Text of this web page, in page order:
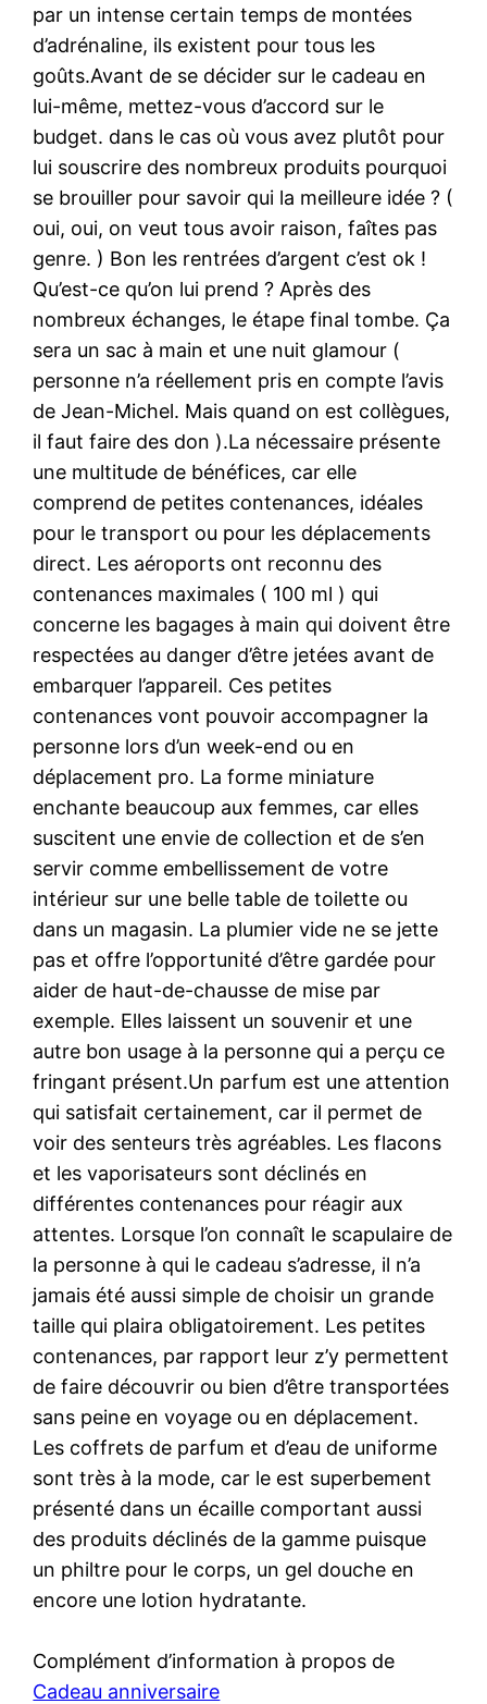
par un intense certain temps de montées
d’adrénaline, ils existent pour tous les
goûts.Avant de se décider sur le cadeau en
lui-même, mettez-vous d’accord sur le
budget. dans le cas où vous avez plutôt pour
lui souscrire des nombreux produits pourquoi
se brouiller pour savoir qui la meilleure idée ? (
oui, oui, on veut tous avoir raison, faîtes pas
genre. ) Bon les rentrées d’argent c’est ok !
Qu’est-ce qu’on lui prend ? Après des
nombreux échanges, le étape final tombe. Ça
sera un sac à main et une nuit glamour (
personne n’a réellement pris en compte l’avis
de Jean-Michel. Mais quand on est collègues,
il faut faire des don ).La nécessaire présente
une multitude de bénéfices, car elle
comprend de petites contenances, idéales
pour le transport ou pour les déplacements
direct. Les aéroports ont reconnu des
contenances maximales ( 100 ml ) qui
concerne les bagages à main qui doivent être
respectées au danger d’être jetées avant de
embarquer l’appareil. Ces petites
contenances vont pouvoir accompagner la
personne lors d’un week-end ou en
déplacement pro. La forme miniature
enchante beaucoup aux femmes, car elles
suscitent une envie de collection et de s’en
servir comme embellissement de votre
intérieur sur une belle table de toilette ou
dans un magasin. La plumier vide ne se jette
pas et offre l’opportunité d’être gardée pour
aider de haut-de-chausse de mise par
exemple. Elles laissent un souvenir et une
autre bon usage à la personne qui a perçu ce
fringant présent.Un parfum est une attention
qui satisfait certainement, car il permet de
voir des senteurs très agréables. Les flacons
et les vaporisateurs sont déclinés en
différentes contenances pour réagir aux
attentes. Lorsque l’on connaît le scapulaire de
la personne à qui le cadeau s’adresse, il n’a
jamais été aussi simple de choisir un grande
taille qui plaira obligatoirement. Les petites
contenances, par rapport leur z’y permettent
de faire découvrir ou bien d’être transportées
sans peine en voyage ou en déplacement.
Les coffrets de parfum et d’eau de uniforme
sont très à la mode, car le est superbement
présenté dans un écaille comportant aussi
des produits déclinés de la gamme puisque
un philtre pour le corps, un gel douche en
encore une lotion hydratante.
Complément d’information à propos de
Cadeau anniversaire